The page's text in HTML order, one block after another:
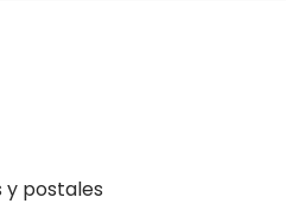
y postales